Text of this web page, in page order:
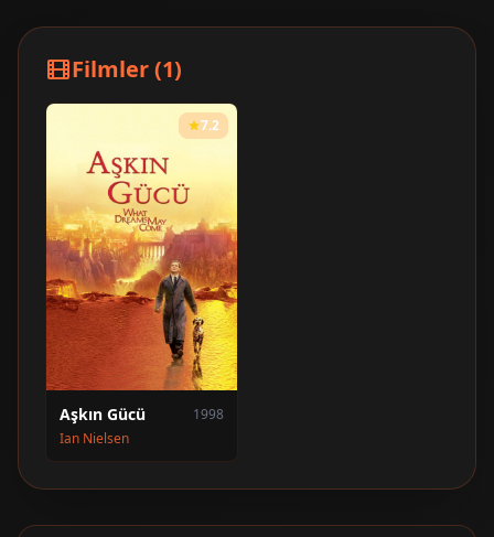
Filmler (1)
7.2
Aşkın Gücü
1998
Ian Nielsen